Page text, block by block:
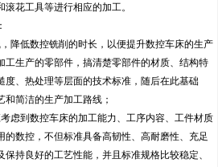
花工具等进行相应的加工。
降低数控铣削的时长，以便提升数控车床的生产
工生产的零部件，搞清楚零部件的材质、结构特
度、热处理等层面的技术标准，随后在此基础
简洁的生产加工路线；
虑到数控车床的加工能力、工序内容、工件材质
的数控，不但标准具备高韧性、高耐磨性、充足
持良好的工艺性能，并且标准规格比较稳定、